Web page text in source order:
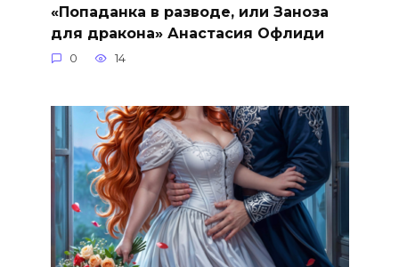
«Попаданка в разводе, или Заноза
для дракона» Анастасия Офлиди
0 14